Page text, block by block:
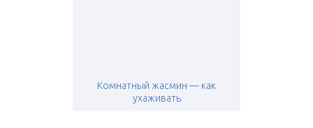
Комнатный жасмин — как
ухаживать